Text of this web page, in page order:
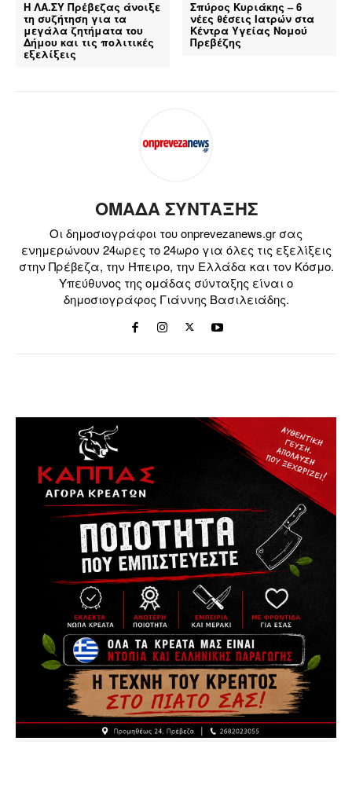
Η ΛΑ.ΣΥ Πρέβεζας άνοιξε
τη συζήτηση για τα
μεγάλα ζητήματα του
Δήμου και τις πολιτικές
εξελίξεις
Σπύρος Κυριάκης – 6
νέες θέσεις Ιατρών στα
Κέντρα Υγείας Νομού
Πρεβέζης
ΟΜΑΔΑ ΣΥΝΤΑΞΗΣ
Οι δημοσιογράφοι του onprevezanews.gr σας
ενημερώνουν 24ωρες το 24ωρο για όλες τις εξελίξεις
στην Πρέβεζα, την Ήπειρο, την Ελλάδα και τον Κόσμο.
Υπεύθυνος της ομάδας σύνταξης είναι ο
δημοσιογράφος Γιάννης Βασιλειάδης.